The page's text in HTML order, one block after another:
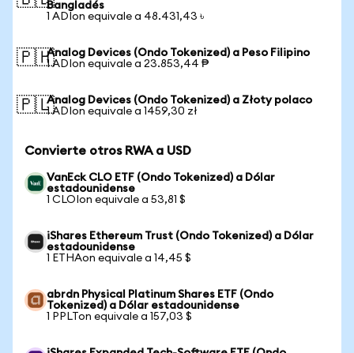
Bangladés
1 ADIon equivale a 48.431,43 ৳
🇵🇭Analog Devices (Ondo Tokenized) a Peso Filipino
1 ADIon equivale a 23.853,44 ₱
🇵🇱Analog Devices (Ondo Tokenized) a Złoty polaco
1 ADIon equivale a 1459,30 zł
Convierte otros RWA a USD
VanEck CLO ETF (Ondo Tokenized) a Dólar
estadounidense
1 CLOIon equivale a 53,81 $
iShares Ethereum Trust (Ondo Tokenized) a Dólar
estadounidense
1 ETHAon equivale a 14,45 $
abrdn Physical Platinum Shares ETF (Ondo
Tokenized) a Dólar estadounidense
1 PPLTon equivale a 157,03 $